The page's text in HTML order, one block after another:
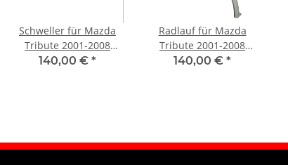
Schweller für Mazda
Tribute 2001-2008
rechts
140,00 € *
Radlauf für Mazda
Tribute 2001-2008
rechts
140,00 € *